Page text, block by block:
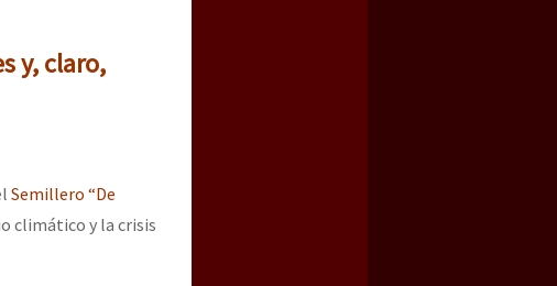
y, claro,
Semillero “De
climático y la crisis